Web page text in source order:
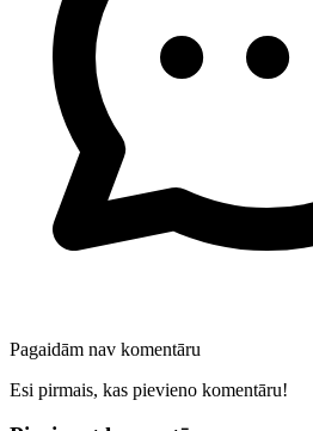
Pagaidām nav komentāru
Esi pirmais, kas pievieno komentāru!